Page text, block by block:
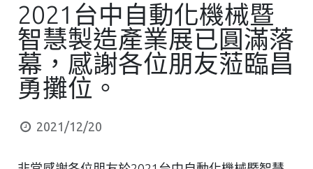
2021台中自動化機械暨
智慧製造產業展已圓滿落
幕，感謝各位朋友蒞臨昌
勇攤位。
2021/12/20